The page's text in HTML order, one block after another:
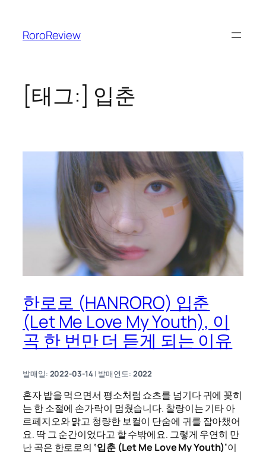
RoroReview
[태그:] 입춘
한로로 (HANRORO) 입춘
(Let Me Love My Youth), 이
곡 한 번만 더 듣게 되는 이유
발매일: 2022-03-14| 발매연도: 2022
혼자 밥을 먹으면서 평소처럼 쇼츠를 넘기다 귀에 꽂히
는 한 소절에 손가락이 멈췄습니다. 찰랑이는 기타 아
르페지오와 맑고 청량한 보컬이 단숨에 귀를 잡아챘어
요. 딱 그 순간이었다고 할 수밖에요. 그렇게 우연히 만
난 곡은 한로로의 ‘입춘 (Let Me Love My Youth)’이